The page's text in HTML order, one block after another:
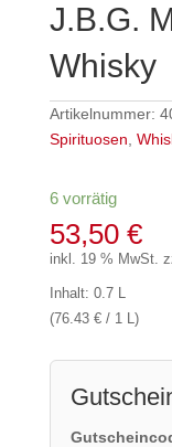
J.B.G.
Whisky
Artikelnummer:
Spirituosen
6 vorrätig
53,50 €
inkl. 19 % MwSt.
Inhalt: 0.7 L
(76.43 € / 1 L)